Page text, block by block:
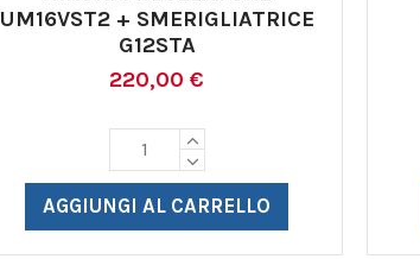
UM16VST2 + SMERIGLIATRICE
G12STA
220,00 €
AGGIUNGI AL CARRELLO